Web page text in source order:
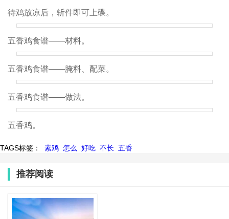
待鸡放凉后，斩件即可上碟。
五香鸡食谱——材料。
五香鸡食谱——腌料、配菜。
五香鸡食谱——做法。
五香鸡。
TAGS标签： 素鸡 怎么 好吃 不长 五香
推荐阅读